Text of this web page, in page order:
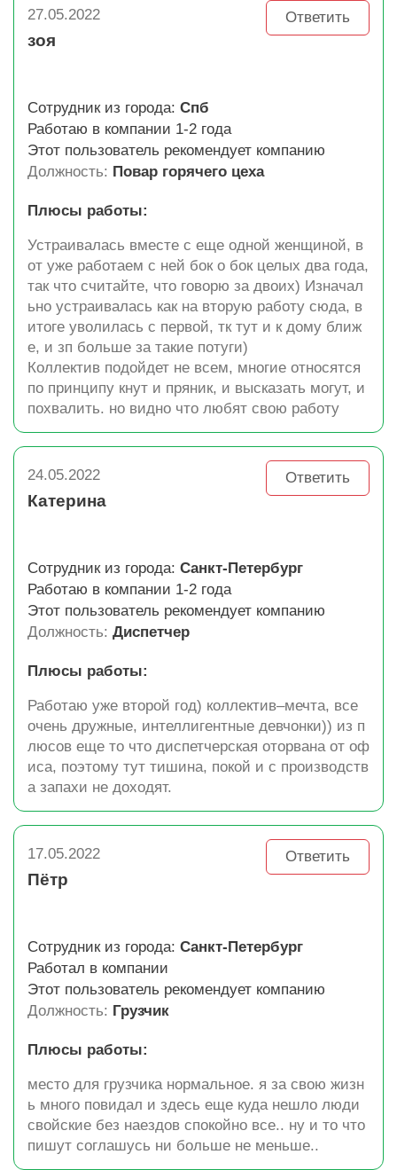
27.05.2022 Ответить
зоя
Сотрудник из города: Спб
Работаю в компании 1-2 года
Этот пользователь рекомендует компанию
Должность: Повар горячего цеха
Плюсы работы:
Устраивалась вместе с еще одной женщиной, в
от уже работаем с ней бок о бок целых два года,
так что считайте, что говорю за двоих) Изначал
ьно устраивалась как на вторую работу сюда, в
итоге уволилась с первой, тк тут и к дому ближ
е, и зп больше за такие потуги)
Коллектив подойдет не всем, многие относятся
по принципу кнут и пряник, и высказать могут, и
похвалить. но видно что любят свою работу
24.05.2022 Ответить
Катерина
Сотрудник из города: Санкт-Петербург
Работаю в компании 1-2 года
Этот пользователь рекомендует компанию
Должность: Диспетчер
Плюсы работы:
Работаю уже второй год) коллектив–мечта, все
очень дружные, интеллигентные девчонки)) из п
люсов еще то что диспетчерская оторвана от оф
иса, поэтому тут тишина, покой и с производств
а запахи не доходят.
17.05.2022 Ответить
Пётр
Сотрудник из города: Санкт-Петербург
Работал в компании
Этот пользователь рекомендует компанию
Должность: Грузчик
Плюсы работы:
место для грузчика нормальное. я за свою жизн
ь много повидал и здесь еще куда нешло люди
свойские без наездов спокойно все.. ну и то что
пишут соглашусь ни больше не меньше..